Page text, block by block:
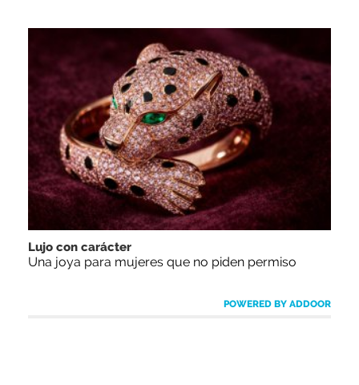
Lujo con carácter
Una joya para mujeres que no piden permiso
POWERED BY ADDOOR